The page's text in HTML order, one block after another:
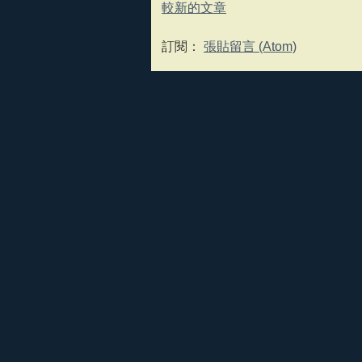
較新的文章
訂閱： 張貼留言 (Atom)